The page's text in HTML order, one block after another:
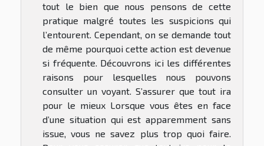
tout le bien que nous pensons de cette
pratique malgré toutes les suspicions qui
l’entourent. Cependant, on se demande tout
de même pourquoi cette action est devenue
si fréquente. Découvrons ici les différentes
raisons pour lesquelles nous pouvons
consulter un voyant. S’assurer que tout ira
pour le mieux Lorsque vous êtes en face
d’une situation qui est apparemment sans
issue, vous ne savez plus trop quoi faire.